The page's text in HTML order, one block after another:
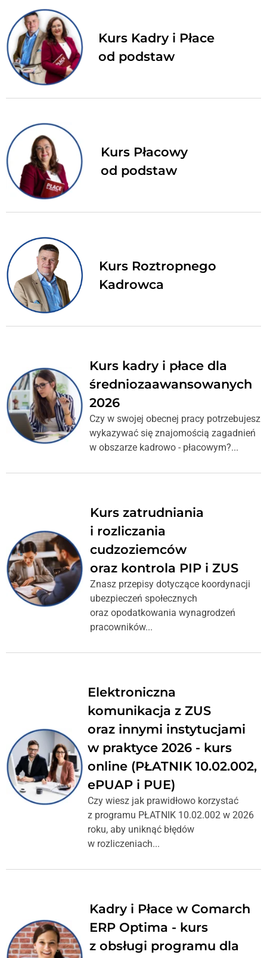
Kurs Kadry i Płace
od podstaw
Kurs Płacowy
od podstaw
Kurs Roztropnego
Kadrowca
Kurs kadry i płace dla
średniozaawansowanych
2026
Czy w swojej obecnej pracy potrzebujesz
wykazywać się znajomością zagadnień
w obszarze kadrowo - płacowym?...
Kurs zatrudniania
i rozliczania
cudzoziemców
oraz kontrola PIP i ZUS
Znasz przepisy dotyczące koordynacji
ubezpieczeń społecznych
oraz opodatkowania wynagrodzeń
pracowników...
Elektroniczna
komunikacja z ZUS
oraz innymi instytucjami
w praktyce 2026 - kurs
online (PŁATNIK 10.02.002,
ePUAP i PUE)
Czy wiesz jak prawidłowo korzystać
z programu PŁATNIK 10.02.002 w 2026
roku, aby uniknąć błędów
w rozliczeniach...
Kadry i Płace w Comarch
ERP Optima - kurs
z obsługi programu dla